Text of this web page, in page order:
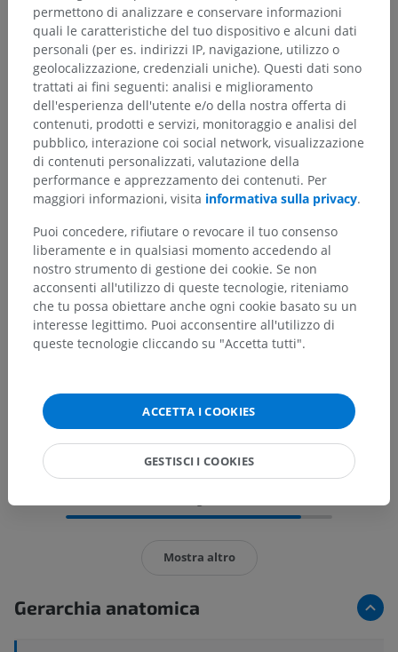
Mostra altro
Gerarchia anatomica
permettono di analizzare e conservare informazioni
quali le caratteristiche del tuo dispositivo e alcuni dati
personali (per es. indirizzi IP, navigazione, utilizzo o
geolocalizzazione, credenziali uniche). Questi dati sono
trattati ai fini seguenti: analisi e miglioramento
dell'esperienza dell'utente e/o della nostra offerta di
contenuti, prodotti e servizi, monitoraggio e analisi del
pubblico, interazione coi social network, visualizzazione
di contenuti personalizzati, valutazione della
performance e apprezzamento dei contenuti. Per
maggiori informazioni, visita informativa sulla privacy.
Puoi concedere, rifiutare o revocare il tuo consenso
liberamente e in qualsiasi momento accedendo al
nostro strumento di gestione dei cookie. Se non
acconsenti all'utilizzo di queste tecnologie, riteniamo
che tu possa obiettare anche ogni cookie basato su un
interesse legittimo. Puoi acconsentire all'utilizzo di
queste tecnologie cliccando su "Accetta tutti".
ACCETTA I COOKIES
GESTISCI I COOKIES